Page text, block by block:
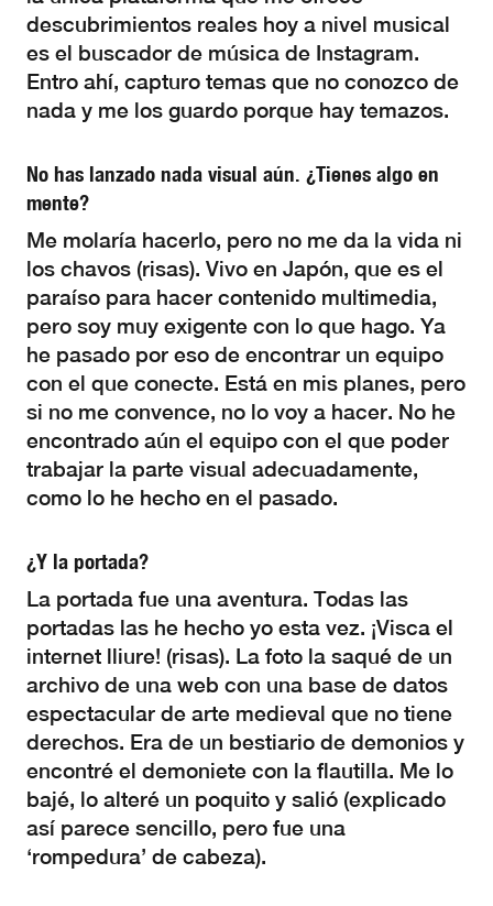
descubrimientos reales hoy a nivel musical
es el buscador de música de Instagram.
Entro ahí, capturo temas que no conozco de
nada y me los guardo porque hay temazos.
No has lanzado nada visual aún. ¿Tienes algo en
mente?
Me molaría hacerlo, pero no me da la vida ni
los chavos (risas). Vivo en Japón, que es el
paraíso para hacer contenido multimedia,
pero soy muy exigente con lo que hago. Ya
he pasado por eso de encontrar un equipo
con el que conecte. Está en mis planes, pero
si no me convence, no lo voy a hacer. No he
encontrado aún el equipo con el que poder
trabajar la parte visual adecuadamente,
como lo he hecho en el pasado.
¿Y la portada?
La portada fue una aventura. Todas las
portadas las he hecho yo esta vez. ¡Visca el
internet lliure! (risas). La foto la saqué de un
archivo de una web con una base de datos
espectacular de arte medieval que no tiene
derechos. Era de un bestiario de demonios y
encontré el demoniete con la flautilla. Me lo
bajé, lo alteré un poquito y salió (explicado
así parece sencillo, pero fue una
‘rompedura’ de cabeza).